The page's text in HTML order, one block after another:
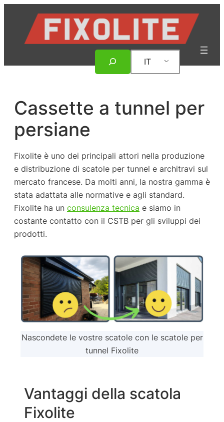
contenuto
IT
Cassette a tunnel per
persiane
Fixolite è uno dei principali attori nella produzione
e distribuzione di scatole per tunnel e architravi sul
mercato francese. Da molti anni, la nostra gamma è
stata adattata alle normative e agli standard.
Fixolite ha un consulenza tecnica e siamo in
costante contatto con il CSTB per gli sviluppi dei
prodotti.
Nascondete le vostre scatole con le scatole per
tunnel Fixolite
Vantaggi della scatola
Fixolite